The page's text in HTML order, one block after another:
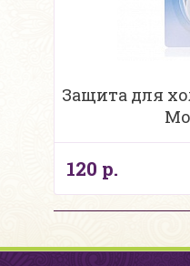
Защита для
120 р.